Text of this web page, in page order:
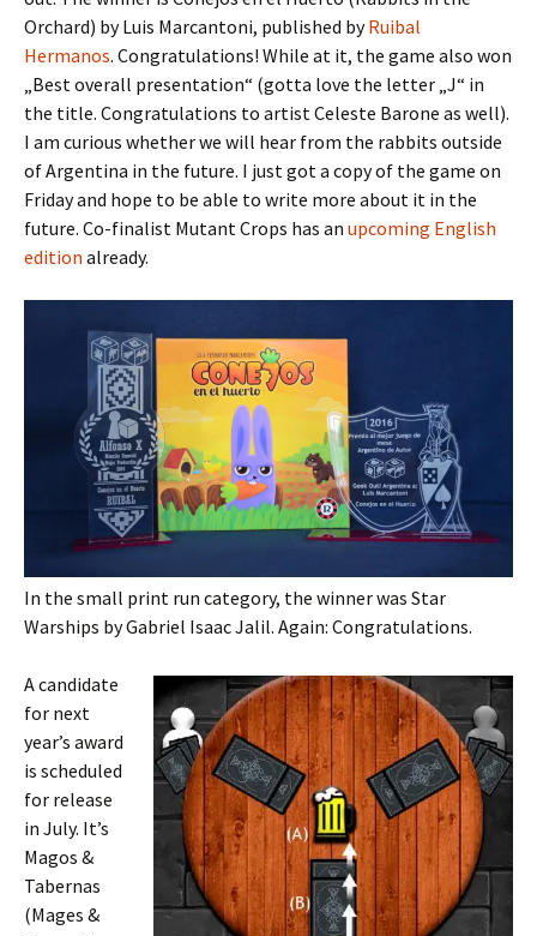
Orchard) by Luis Marcantoni, published byRuibal
Hermanos. Congratulations! While at it, the game also won
„Best overall presentation“ (gotta love the letter „J“ in
the title. Congratulations to artist Celeste Barone as well).
I am curious whether we will hear from the rabbits outside
of Argentina in the future. I just got a copy of the game on
Friday and hope to be able to write more about it in the
future. Co-finalist Mutant Crops has an upcoming English
edition already.
In the small print run category, the winner was Star
Warships by Gabriel Isaac Jalil. Again: Congratulations.
A candidate
for next
year’s award
is scheduled
for release
in July. It’s
Magos &
Tabernas
(Mages &